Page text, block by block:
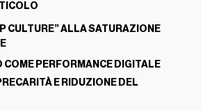
CULTURE” ALLA SATURAZIONE
COME PERFORMANCE DIGITALE
E RIDUZIONE DEL